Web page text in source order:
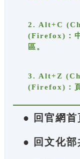
2. Alt+C
(Firefox)：
區。
3. Alt+Z
(Firefox)：
● 回官網首
● 回文化部